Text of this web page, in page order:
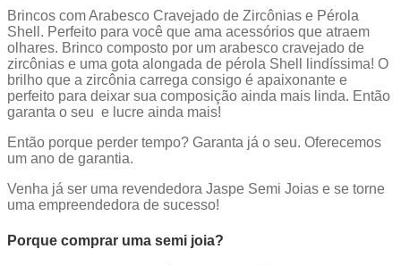
Brincos com Arabesco Cravejado de Zircônias e Pérola
Shell. Perfeito para você que ama acessórios que atraem
olhares. Brinco composto por um arabesco cravejado de
zircônias e uma gota alongada de pérola Shell lindíssima! O
brilho que a zircônia carrega consigo é apaixonante e
perfeito para deixar sua composição ainda mais linda. Então
garanta o seu e lucre ainda mais!
Então porque perder tempo? Garanta já o seu. Oferecemos
um ano de garantia.
Venha já ser uma revendedora Jaspe Semi Joias e se torne
uma empreendedora de sucesso!
Porque comprar uma semi joia?